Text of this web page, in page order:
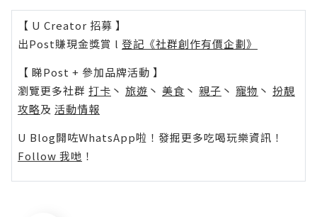
【 U Creator 招募 】
出Post賺現金獎賞 l 登記《社群創作有價企劃》
【 睇Post + 參加品牌活動 】
瀏覽更多社群 打卡 丶 旅遊 丶 美食 丶 親子 丶 寵物 丶 扮靚
攻略及 活動情報
U Blog開咗WhatsApp啦！發掘更多吃喝玩樂資訊！
Follow 我哋 ！